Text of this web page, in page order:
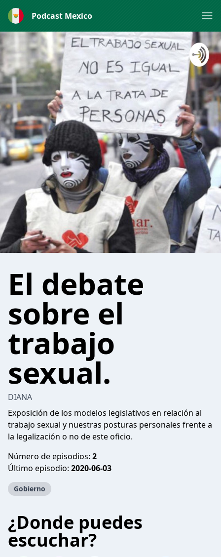
Podcast Mexico
El debate
sobre el
trabajo
sexual.
DIANA
Exposición de los modelos legislativos en relación al
trabajo sexual y nuestras posturas personales frente a
la legalización o no de este oficio.
Número de episodios: 2
Último episodio: 2020-06-03
Gobierno
¿Donde puedes
escuchar?